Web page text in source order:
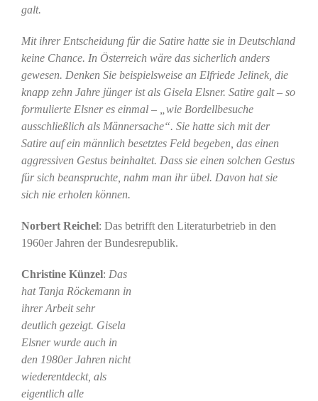
galt.
Mit ihrer Entscheidung für die Satire hatte sie in Deutschland
keine Chance. In Österreich wäre das sicherlich anders
gewesen. Denken Sie beispielsweise an Elfriede Jelinek, die
knapp zehn Jahre jünger ist als Gisela Elsner. Satire galt – so
formulierte Elsner es einmal – „wie Bordellbesuche
ausschließlich als Männersache“. Sie hatte sich mit der
Satire auf ein männlich besetztes Feld begeben, das einen
aggressiven Gestus beinhaltet. Dass sie einen solchen Gestus
für sich beanspruchte, nahm man ihr übel. Davon hat sie
sich nie erholen können.
Norbert Reichel: Das betrifft den Literaturbetrieb in den
1960er Jahren der Bundesrepublik.
Christine Künzel: Das
hat Tanja Röckemann in
ihrer Arbeit sehr
deutlich gezeigt. Gisela
Elsner wurde auch in
den 1980er Jahren nicht
wiederentdeckt, als
eigentlich alle